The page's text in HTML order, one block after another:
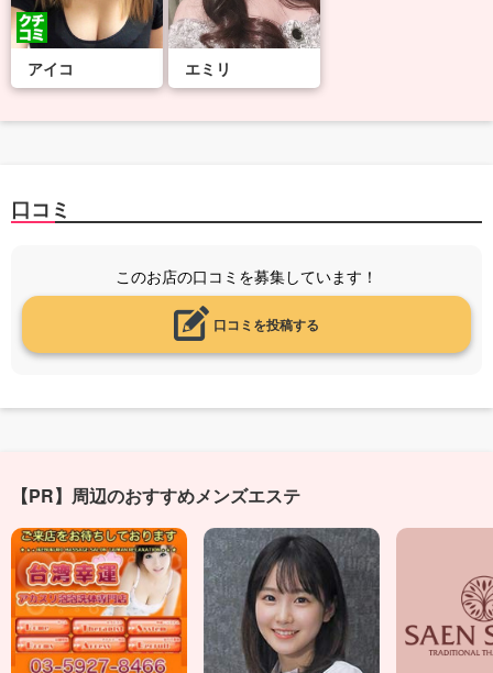
アイコ エミリ
口コミ
このお店の口コミを募集しています！
口コミを投稿する
【PR】周辺のおすすめメンズエステ